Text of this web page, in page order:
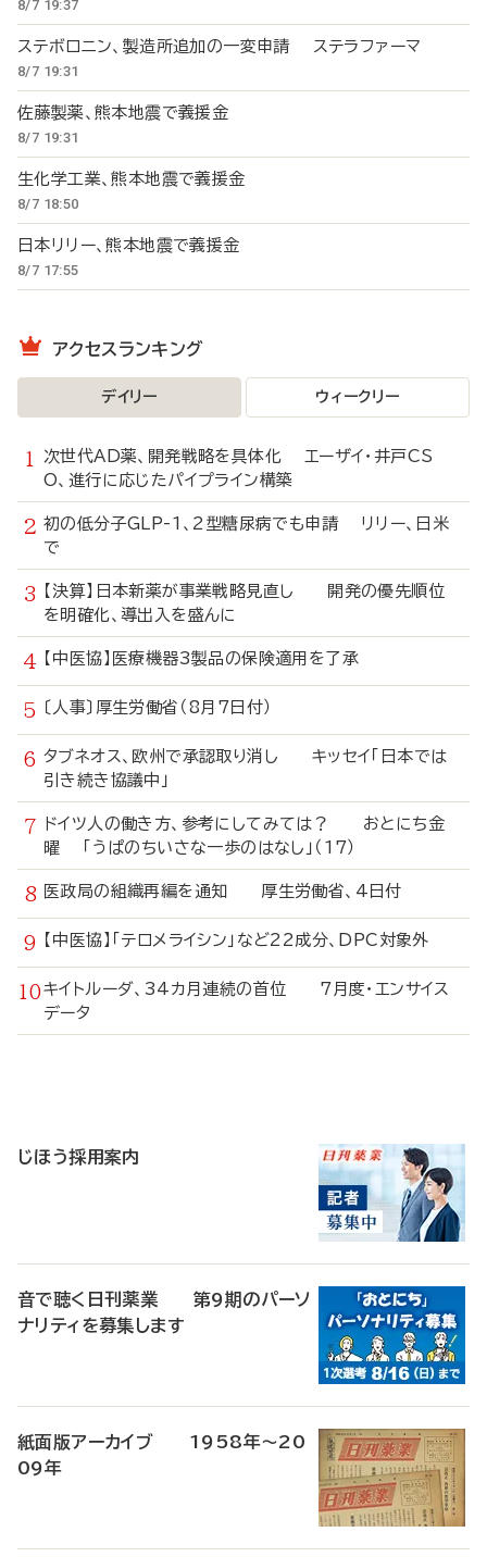
8/7 19:37
ステボロニン、製造所追加の一変申請 ステラファーマ
8/7 19:31
佐藤製薬、熊本地震で義援金
8/7 19:31
生化学工業、熊本地震で義援金
8/7 18:50
日本リリー、熊本地震で義援金
8/7 17:55
アクセスランキング
デイリー ウィークリー
次世代AD薬、開発戦略を具体化 エーザイ・井戸CS
O、進行に応じたパイプライン構築
初の低分子GLP-1、2型糖尿病でも申請 リリー、日米
で
【決算】日本新薬が事業戦略見直し 開発の優先順位
を明確化、導出入を盛んに
【中医協】医療機器3製品の保険適用を了承
〔人事〕厚生労働省（8月7日付）
タブネオス、欧州で承認取り消し キッセイ「日本では
引き続き協議中」
ドイツ人の働き方、参考にしてみては？ おとにち金
曜 「うぱのちいさな一歩のはなし」（17）
医政局の組織再編を通知 厚生労働省、4日付
【中医協】「テロメライシン」など22成分、DPC対象外
キイトルーダ、34カ月連続の首位 7月度・エンサイス
データ
じほう採用案内
音で聴く日刊薬業 第9期のパーソ
ナリティを募集します
紙面版アーカイブ 1958年～20
09年